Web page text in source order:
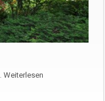
Weiterlesen